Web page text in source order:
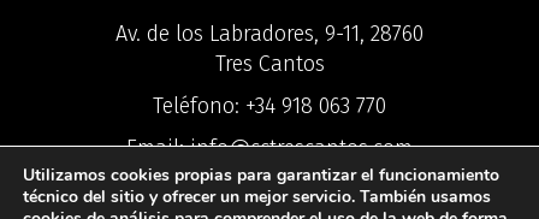
Av. de los Labradores, 9-11, 28760
Tres Cantos
Teléfono: +34 918 063 770
Email:info@cctrescantos.com
Utilizamos cookies propias para garantizar el funcionamiento
técnico del sitio y ofrecer un mejor servicio. También usamos